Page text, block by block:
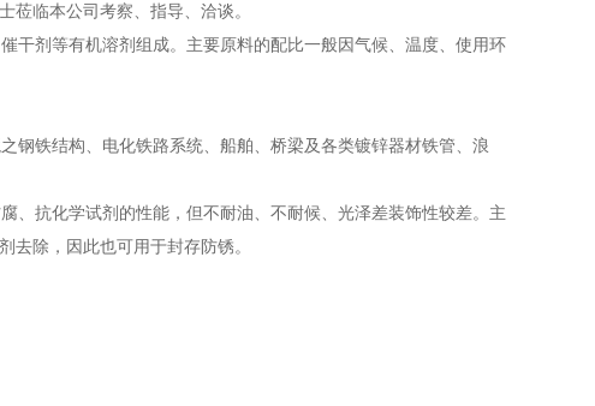
莅临本公司考察、指导、洽谈。
剂等有机溶剂组成。主要原料的配比一般因气候、温度、使用环
铁结构、电化铁路系统、船舶、桥梁及各类镀锌器材铁管、浪
抗化学试剂的性能，但不耐油、不耐候、光泽差装饰性较差。主
去除，因此也可用于封存防锈。